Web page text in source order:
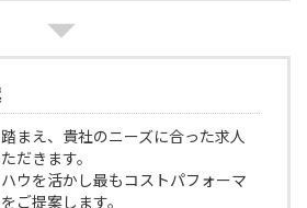
まえ、貴社のニーズに合った求人
だきます。
ウを活かし最もコストパフォーマ
ご提案します。